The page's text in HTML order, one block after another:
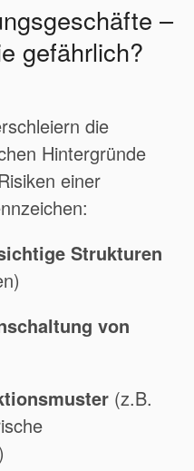
–
gefährlich?
die
Hintergründe
einer
Strukturen
von
(z.B.